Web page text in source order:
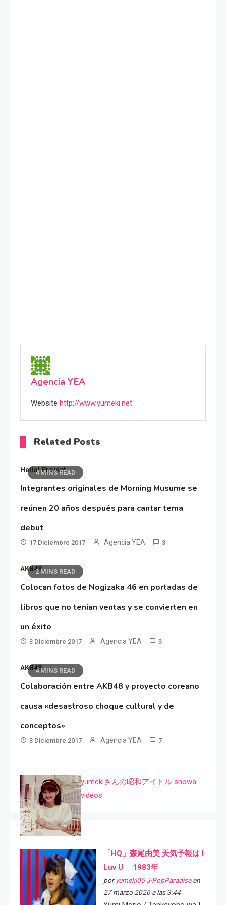
Agencia YEA
Website http://www.yumeki.net
Related Posts
4 MINS READ
Hello! Project
Integrantes originales de Morning Musume se
reúnen 20 años después para cantar tema
debut
17 Diciembre 2017 Agencia YEA 3
2 MINS READ
AKB48
Colocan fotos de Nogizaka 46 en portadas de
libros que no tenían ventas y se convierten en
un éxito
3 Diciembre 2017 Agencia YEA 3
4 MINS READ
AKB48
Colaboración entre AKB48 y proyecto coreano
causa «desastroso choque cultural y de
conceptos»
3 Diciembre 2017 Agencia YEA 7
yumekiさんの昭和アイドル showa
videos
「HQ」森尾由美 天気予報は I
Luv U 1983年
por yumeki05 J-PopParadiseen
27 marzo 2026 a las 3:44